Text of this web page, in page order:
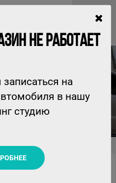
АВТОМОБИЛЯ
защита автомобиля
НЕ РАБОТАЕТ
на
в нашу
студию